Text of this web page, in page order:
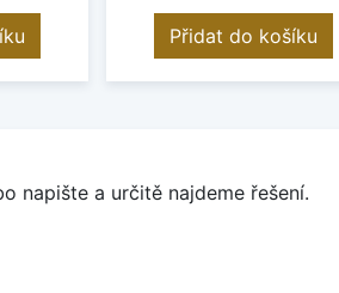
Přidat do košíku
napište a určitě najdeme řešení.